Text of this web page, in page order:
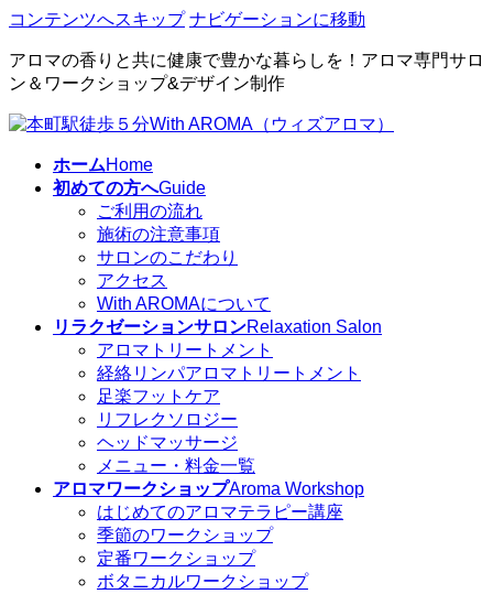
コンテンツへスキップ ナビゲーションに移動
アロマの香りと共に健康で豊かな暮らしを！アロマ専門サロ
ン＆ワークショップ&デザイン制作
ホームHome
初めての方へGuide
ご利用の流れ
施術の注意事項
サロンのこだわり
アクセス
With AROMAについて
リラクゼーションサロンRelaxation Salon
アロマトリートメント
経絡リンパアロマトリートメント
足楽フットケア
リフレクソロジー
ヘッドマッサージ
メニュー・料金一覧
アロマワークショップAroma Workshop
はじめてのアロマテラピー講座
季節のワークショップ
定番ワークショップ
ボタニカルワークショップ